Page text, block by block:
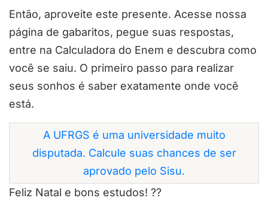
Então, aproveite este presente. Acesse nossa
página de gabaritos, pegue suas respostas,
entre na Calculadora do Enem e descubra como
você se saiu. O primeiro passo para realizar
seus sonhos é saber exatamente onde você
está.
A UFRGS é uma universidade muito
disputada. Calcule suas chances de ser
aprovado pelo Sisu.
Feliz Natal e bons estudos! ??